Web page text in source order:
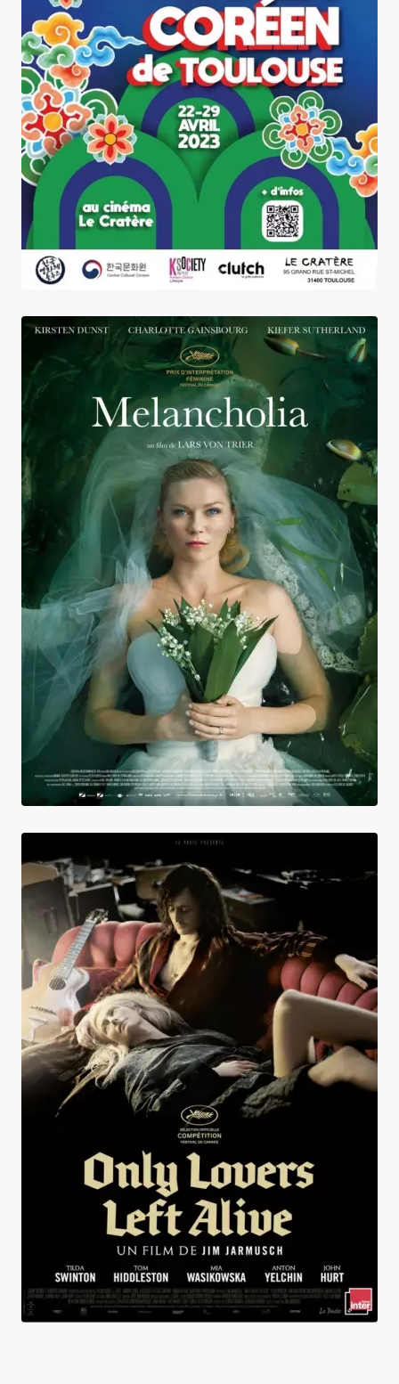
L'Oeuf de l'ange
Melancholia
Only Lovers Left Alive